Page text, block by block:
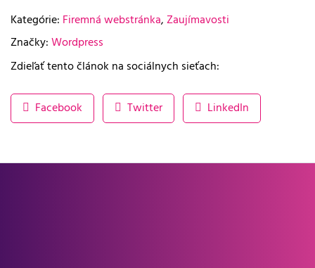
Kategórie: Firemná webstránka,Zaujímavosti
Značky:Wordpress
Zdieľať tento článok na sociálnych sieťach:
Facebook Twitter LinkedIn